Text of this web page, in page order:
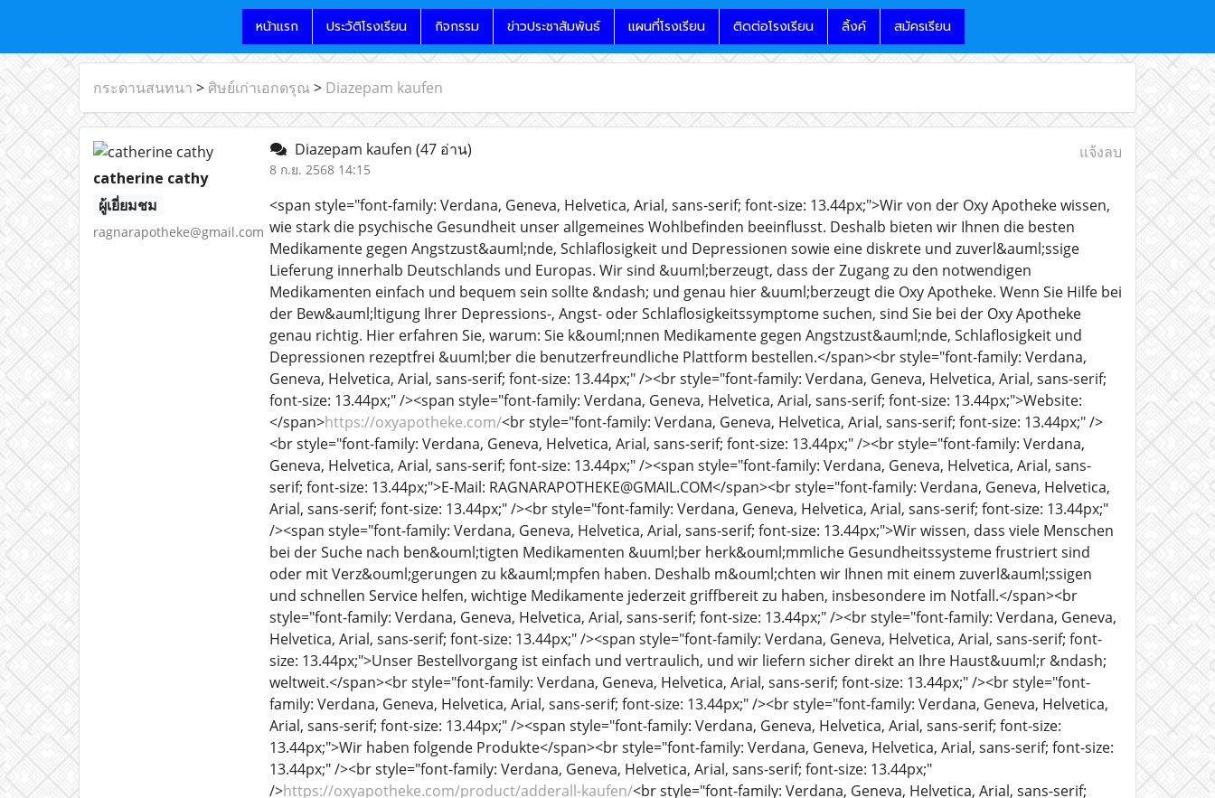
หน้าแรก ประวัติโรงเรียน กิจกรรม ข่าวประชาสัมพันธ์ แผนที่โรงเรียน ติดต่อโรงเรียน ลิ้งค์ สมัครเรียน
กระดานสนทนา > ศิษย์เก่าเอกดรุณ > Diazepam kaufen
catherine cathy
ผู้เยี่ยมชม
ragnarapotheke@gmail.com
Diazepam kaufen (47 อ่าน)
8 ก.ย. 2568 14:15
แจ้งลบ
<span style="font-family: Verdana, Geneva, Helvetica, Arial, sans-serif; font-size: 13.44px;">Wir von der Oxy Apotheke wissen,
wie stark die psychische Gesundheit unser allgemeines Wohlbefinden beeinflusst. Deshalb bieten wir Ihnen die besten
Medikamente gegen Angstzust&auml;nde, Schlaflosigkeit und Depressionen sowie eine diskrete und zuverl&auml;ssige
Lieferung innerhalb Deutschlands und Europas. Wir sind &uuml;berzeugt, dass der Zugang zu den notwendigen
Medikamenten einfach und bequem sein sollte &ndash; und genau hier &uuml;berzeugt die Oxy Apotheke. Wenn Sie Hilfe bei
der Bew&auml;ltigung Ihrer Depressions-, Angst- oder Schlaflosigkeitssymptome suchen, sind Sie bei der Oxy Apotheke
genau richtig. Hier erfahren Sie, warum: Sie k&ouml;nnen Medikamente gegen Angstzust&auml;nde, Schlaflosigkeit und
Depressionen rezeptfrei &uuml;ber die benutzerfreundliche Plattform bestellen.</span><br style="font-family: Verdana,
Geneva, Helvetica, Arial, sans-serif; font-size: 13.44px;" /><br style="font-family: Verdana, Geneva, Helvetica, Arial, sans-serif;
font-size: 13.44px;" /><span style="font-family: Verdana, Geneva, Helvetica, Arial, sans-serif; font-size: 13.44px;">Website:
</span>https://oxyapotheke.com/<br style="font-family: Verdana, Geneva, Helvetica, Arial, sans-serif; font-size: 13.44px;" />
<br style="font-family: Verdana, Geneva, Helvetica, Arial, sans-serif; font-size: 13.44px;" /><br style="font-family: Verdana,
Geneva, Helvetica, Arial, sans-serif; font-size: 13.44px;" /><span style="font-family: Verdana, Geneva, Helvetica, Arial, sans-
serif; font-size: 13.44px;">E-Mail: RAGNARAPOTHEKE@GMAIL.COM</span><br style="font-family: Verdana, Geneva, Helvetica,
Arial, sans-serif; font-size: 13.44px;" /><br style="font-family: Verdana, Geneva, Helvetica, Arial, sans-serif; font-size: 13.44px;"
/><span style="font-family: Verdana, Geneva, Helvetica, Arial, sans-serif; font-size: 13.44px;">Wir wissen, dass viele Menschen
bei der Suche nach ben&ouml;tigten Medikamenten &uuml;ber herk&ouml;mmliche Gesundheitssysteme frustriert sind
oder mit Verz&ouml;gerungen zu k&auml;mpfen haben. Deshalb m&ouml;chten wir Ihnen mit einem zuverl&auml;ssigen
und schnellen Service helfen, wichtige Medikamente jederzeit griffbereit zu haben, insbesondere im Notfall.</span><br
style="font-family: Verdana, Geneva, Helvetica, Arial, sans-serif; font-size: 13.44px;" /><br style="font-family: Verdana, Geneva,
Helvetica, Arial, sans-serif; font-size: 13.44px;" /><span style="font-family: Verdana, Geneva, Helvetica, Arial, sans-serif; font-
size: 13.44px;">Unser Bestellvorgang ist einfach und vertraulich, und wir liefern sicher direkt an Ihre Haust&uuml;r &ndash;
weltweit.</span><br style="font-family: Verdana, Geneva, Helvetica, Arial, sans-serif; font-size: 13.44px;" /><br style="font-
family: Verdana, Geneva, Helvetica, Arial, sans-serif; font-size: 13.44px;" /><br style="font-family: Verdana, Geneva, Helvetica,
Arial, sans-serif; font-size: 13.44px;" /><span style="font-family: Verdana, Geneva, Helvetica, Arial, sans-serif; font-size:
13.44px;">Wir haben folgende Produkte</span><br style="font-family: Verdana, Geneva, Helvetica, Arial, sans-serif; font-size:
13.44px;" /><br style="font-family: Verdana, Geneva, Helvetica, Arial, sans-serif; font-size: 13.44px;"
/>https://oxyapotheke.com/product/adderall-kaufen/<br style="font-family: Verdana, Geneva, Helvetica, Arial, sans-serif;